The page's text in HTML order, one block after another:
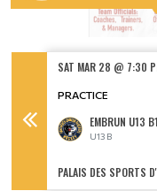
SAT MAR 28 @ 7:30
PRACTICE
EMBRUN U13 B1
U13 B
PALAIS DES SPORTS